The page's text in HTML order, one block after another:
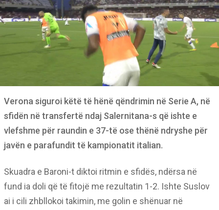
Verona siguroi këtë të hënë qëndrimin në Serie A, në
sfidën në transfertë ndaj Salernitana-s që ishte e
vlefshme për raundin e 37-të ose thënë ndryshe për
javën e parafundit të kampionatit italian.
Skuadra e Baroni-t diktoi ritmin e sfidës, ndërsa në
fund ia doli që të fitojë me rezultatin 1-2. Ishte Suslov
ai i cili zhbllokoi takimin, me golin e shënuar në